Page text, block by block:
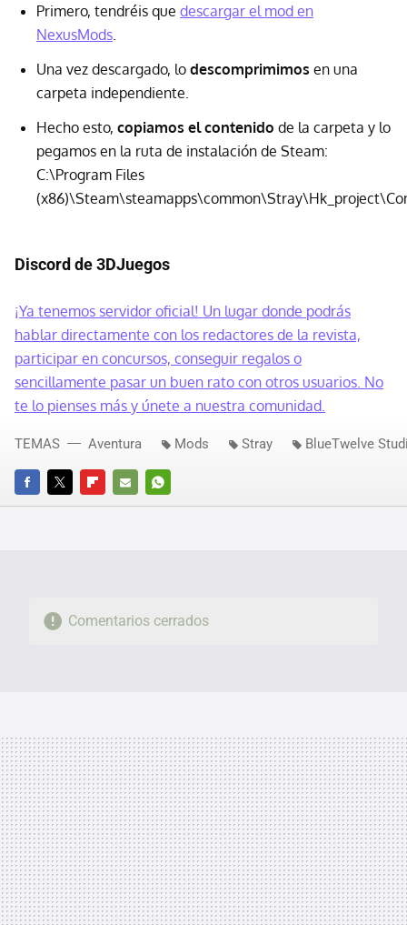
Primero, tendréis que descargar el mod en
NexusMods
Una vez descargado, lo descomprimimos en una
carpeta independiente.
Hecho esto, copiamos el contenido de la carpeta y lo
pegamos en la ruta de instalación de Steam:
C:\Program Files
Discord de 3DJuegos
¡Ya tenemos servidor oficial! Un lugar donde podrás
hablar directamente con los redactores de la revista,
participar en concursos, conseguir regalos o
sencillamente pasar un buen rato con otros usuarios. No
te lo pienses más y únete a nuestra comunidad.
FACEBOOKTWITTERFLIPBOARD
E-
WHATSAPP
TEMAS Aventura Mods Stray BlueTwelve
Comentarios cerrados